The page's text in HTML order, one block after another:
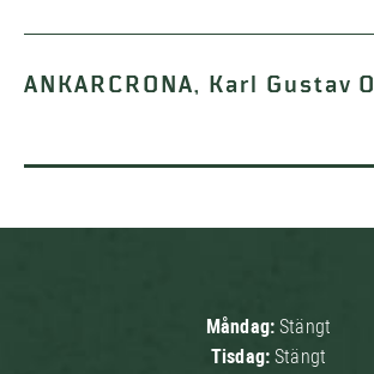
ANKARCRONA, Karl Gustav O
Måndag:Stängt
Tisdag:Stängt